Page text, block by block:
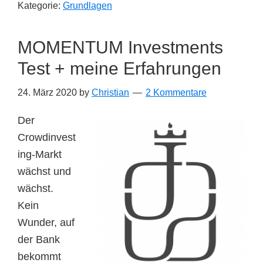
heimlichen
der
Börse!?
Kategorie: Grundlagen
MOMENTUM Investments
Test + meine Erfahrungen
24. März 2020 by Christian 2 Kommentare
Der
Crowdinvest
ing-Markt
wächst und
wächst.
Kein
Wunder, auf
der Bank
bekommt